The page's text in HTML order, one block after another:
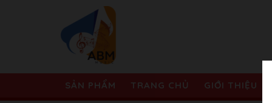
SẢN PHẨM TRANG CHỦ GIỚI THIỆU